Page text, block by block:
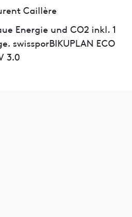
Caillère
Energie und CO2 inkl. 1
swissporBIKUPLAN ECO
3.0